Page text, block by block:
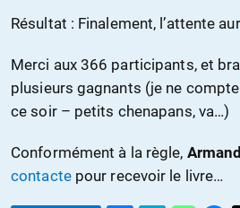
Résultat : Finalement, l’attente
Merci aux 366 participants, et
plusieurs gagnants (je ne
ce soir – petits chenapans, va…)
Conformément à la règle, Armand
contactepour recevoir le livre…